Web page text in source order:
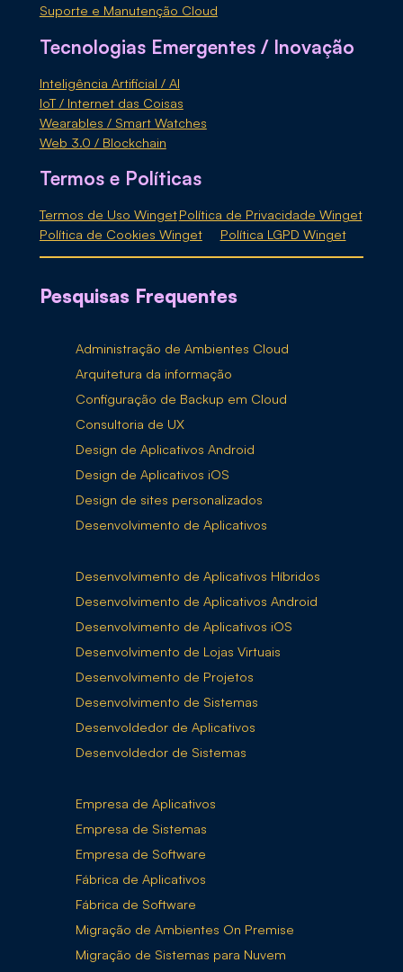
Suporte e Manutenção Cloud
Tecnologias Emergentes / Inovação
Inteligência Artificial / AI
IoT / Internet das Coisas
Wearables / Smart Watches
Web 3.0 / Blockchain
Termos e Políticas
Termos de Uso WingetPolítica de Privacidade Winget
Política de Cookies Winget
Política LGPD Winget
Pesquisas Frequentes
Administração de Ambientes Cloud
Arquitetura da informação
Configuração de Backup em Cloud
Consultoria de UX
Design de Aplicativos Android
Design de Aplicativos iOS
Design de sites personalizados
Desenvolvimento de Aplicativos
Desenvolvimento de Aplicativos Híbridos
Desenvolvimento de Aplicativos Android
Desenvolvimento de Aplicativos iOS
Desenvolvimento de Lojas Virtuais
Desenvolvimento de Projetos
Desenvolvimento de Sistemas
Desenvoldedor de Aplicativos
Desenvoldedor de Sistemas
Empresa de Aplicativos
Empresa de Sistemas
Empresa de Software
Fábrica de Aplicativos
Fábrica de Software
Migração de Ambientes On Premise
Migração de Sistemas para Nuvem